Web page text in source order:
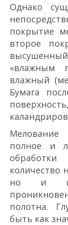
Однако
покрытие
второе
«влажным
влажный
Бумага
Мелование
полное и
количество
но и
полотна.
быть как